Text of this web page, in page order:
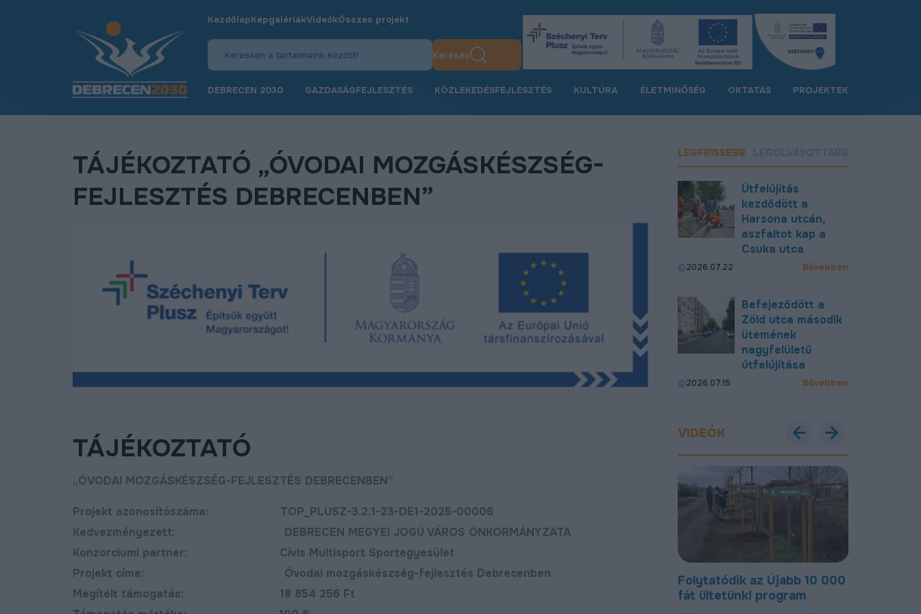
KezdőlapKépgalériákVideókÖsszes projekt
Keresés
DEBRECEN 2030 GAZDASÁGFEJLESZTÉS KÖZLEKEDÉSFEJLESZTÉS KULTÚRA ÉLETMINŐSÉG OKTATÁS PROJEKTEK
TÁJÉKOZTATÓ „ÓVODAI MOZGÁSKÉSZSÉG-
FEJLESZTÉS DEBRECENBEN”
TÁJÉKOZTATÓ
„ÓVODAI MOZGÁSKÉSZSÉG-FEJLESZTÉS DEBRECENBEN”
Projekt azonosítószáma: TOP_PLUSZ-3.2.1-23-DE1-2025-00006
Kedvezményezett: DEBRECEN MEGYEI JOGÚ VÁROS ÖNKORMÁNYZATA
Konzorciumi partner: Cívis Multisport Sportegyesület
Projekt címe: Óvodai mozgáskészség-fejlesztés Debrecenben
Megítélt támogatás: 18 854 256 Ft
LEGFRISSEBB
Útfelújítás
kezdődött a
Harsona utcán,
aszfaltot kap a
Csuka utca
2026.07.22 Bővebben
Befejeződött a
Zöld utca második
ütemének
nagyfelületű
útfelújítása
2026.07.15 Bővebben
VIDEÓK
már új, aszfaltozott
lehet közlekedni a
és a Délibáb
Új bekötőutat kapott
Nagymacs
Megújult a Barna utca
Új utat építenek Debreceni
Folytatódik az Újabb 10 000
fát ültetünk! program